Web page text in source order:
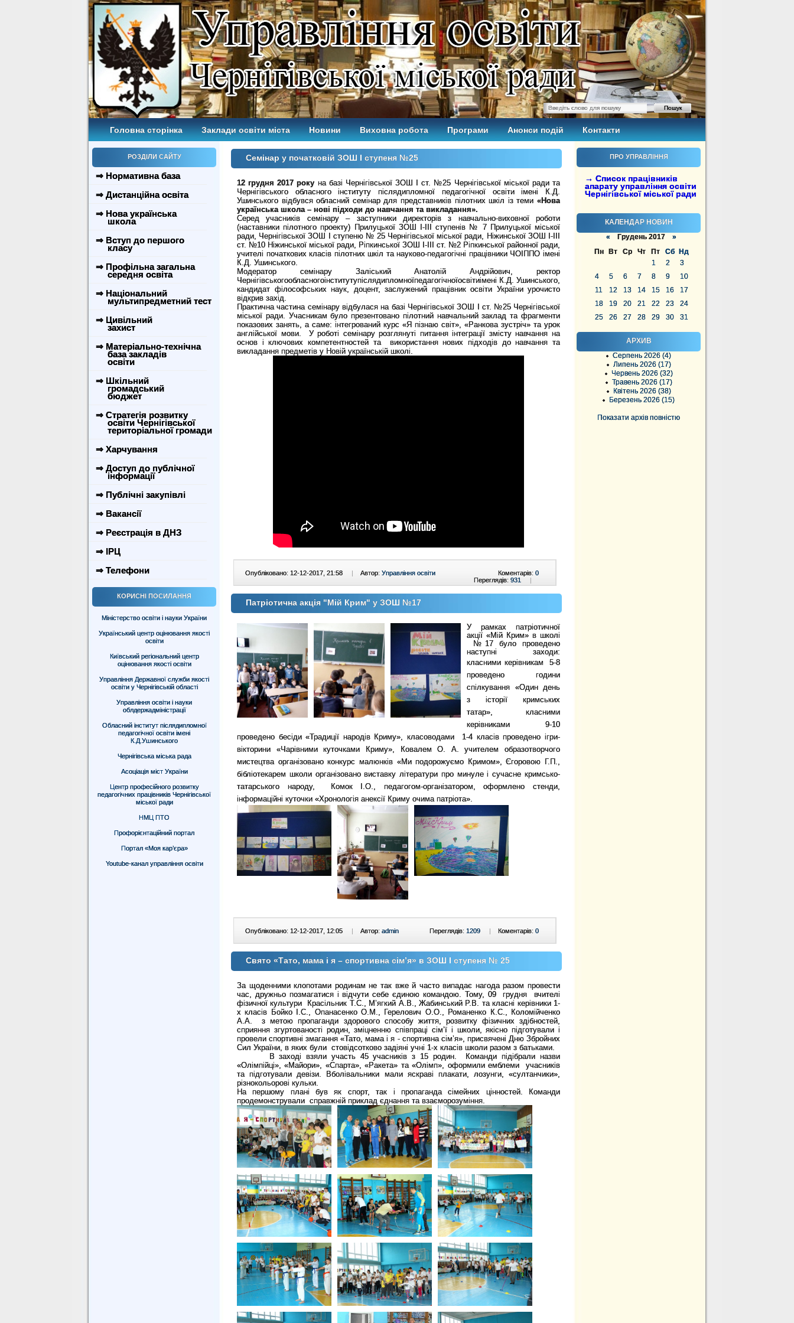
Головна сторінка Заклади освіти міста Новини Виховна робота Програми Анонси подій Контакти
РОЗДІЛИ САЙТУ
⇒ Нормативна база
⇒ Дистанційна освіта
⇒ Нова українська
школа
⇒ Вступ до першого
класу
⇒ Профільна загальна
середня освіта
⇒ Національний
мультипредметний тест
⇒ Цивільний
захист
⇒ Матеріально-технічна
база закладів
освіти
⇒ Шкільний
громадський
бюджет
⇒ Стратегія розвитку
освіти Чернігівської
територіальної громади
⇒ Харчування
⇒ Доступ до публічної
інформації
⇒ Публічні закупівлі
⇒ Вакансії
⇒ Реєстрація в ДНЗ
⇒ ІРЦ
⇒ Телефони
КОРИСНІ ПОСИЛАННЯ
Міністерство освіти і науки України
Український центр оцінювання якості
освіти
Київський регіональний центр
оцінювання якості освіти
Управління Державної служби якості
освіти у Чернігівській області
Управління освіти і науки
облдержадміністрації
Обласний інститут післядипломної
педагогічної освіти імені
К.Д.Ушинського
Чернігівська міська рада
Асоціація міст України
Центр професійного розвитку
педагогічних працівників Чернігівської
міської ради
НМЦ ПТО
Профорієнтаційний портал
Портал «Моя кар’єра»
Youtube-канал управління освіти
ПРО УПРАВЛІННЯ
→ Список працівників
апарату управління освіти
Чернігівської міської ради
КАЛЕНДАР НОВИН
« Грудень 2017 »
Пн
Вт Ср Чт Пт Сб
Нд
1
2
3
4
5 6 7 8 9
10
11
12 13 14 15 16
17
18
19 20 21 22 23
24
25
26 27 28 29 30 31
АРХИВ
Серпень 2026 (4)
Липень 2026 (17)
Червень 2026 (32)
Травень 2026 (17)
Квітень 2026 (38)
Березень 2026 (15)
Показати архів повністю
Семінар у початковій ЗОШ І ступеня №25
12 грудня 2017 року на базі Чернігівської ЗОШ І ст. №25 Чернігівської міської ради та
Чернігівського обласного інституту післядипломної педагогічної освіти імені К.Д.
Ушинського відбувся обласний семінар для представників пілотних шкіл із теми «Нова
українська школа – нові підходи до навчання та викладання».
Серед учасників семінару – заступники директорів з навчально-виховної роботи
(наставники пілотного проекту) Прилуцької ЗОШ І-ІІІ ступенів № 7 Прилуцької міської
ради, Чернігівської ЗОШ І ступеню № 25 Чернігівської міської ради, Ніжинської ЗОШ І-ІІІ
ст. №10 Ніжинської міської ради, Ріпкинської ЗОШ І-ІІІ ст. №2 Ріпкинської районної ради,
учителі початкових класів пілотних шкіл та науково-педагогічні працівники ЧОІППО імені
К.Д. Ушинського.
Модератор семінару Заліський Анатолій Андрійович, ректор
Чернігівськогообласногоінститутупіслядипломноїпедагогічноїосвітиімені К.Д. Ушинського,
кандидат філософських наук, доцент, заслужений працівник освіти України урочисто
відкрив захід.
Практична частина семінару відбулася на базі Чернігівської ЗОШ І ст. №25 Чернігівської
міської ради. Учасникам було презентовано пілотний навчальний заклад та фрагменти
показових занять, а саме: інтегрований курс «Я пізнаю світ», «Ранкова зустріч» та урок
англійської мови. У роботі семінару розглянуті питання інтеграції змісту навчання на
основ і ключових компетентностей та використання нових підходів до навчання та
викладання предметів у Новій українській школі.
Опубліковано: 12-12-2017, 21:58 | Автор: Управління освіти Коментарів: 0
Переглядів: 931 |
Патріотична акція "Мій Крим" у ЗОШ №17
Урамках патріотичної
акції «Мій Крим» в школі
№17 було проведено
наступні заходи:
класними керівникам
5-8
проведено години
спілкування «Один день
з історії кримських
татар», класними
керівниками 9-10
проведено бесіди «Традиції народів Криму», класоводами 1-4 класів проведено ігри-
вікторини «Чарівними куточками Криму», Ковалем О. А. учителем образотворчого
мистецтва організовано конкурс малюнків «Ми подорожуємо Кримом», Єгоровою Г.П.,
бібліотекарем школи організовано виставку літератури про минуле і сучасне кримсько-
татарського народу, Комок І.О., педагогом-організатором, оформлено стенди,
інформаційні куточки «Хронологія анексії Криму очима патріота».
Опубліковано: 12-12-2017, 12:05 | Автор: admin Коментарів: 0
Переглядів: 1209 |
Свято «Тато, мама і я – спортивна сім’я» в ЗОШ І ступеня № 25
За щоденними клопотами родинам не так вже й часто випадає нагода разом провести
час, дружньо позмагатися і відчути себе єдиною командою. Тому, 09 грудня вчителі
фізичної культури Красільник Т.С., М’ягкий А.В., Жабинський Р.В. та класні керівники 1-
х класів Бойко І.С., Опанасенко О.М., Герелович О.О., Романенко К.С., Коломійченко
А.А. з метою пропаганди здорового способу життя, розвитку фізичних здібностей,
сприяння згуртованості родин, зміцненню співпраці сім’ї і школи, якісно підготували і
провели спортивні змагання «Тато, мама і я - спортивна сім’я», присвячені Дню Збройних
Сил України, в яких були стовідсотково задіяні учні 1-х класів школи разом з батьками.
В заході взяли участь 45 учасників з 15 родин. Команди підібрали назви
«Олімпійці», «Майори», «Спарта», «Ракета» та «Олімп», оформили емблеми учасників
та підготували девізи. Вболівальники мали яскраві плакати, лозунги, «султанчики»,
різнокольорові кульки.
На першому плані був як спорт, так і пропаганда сімейних цінностей. Команди
продемонстрували справжній приклад єднання та взаєморозуміння.